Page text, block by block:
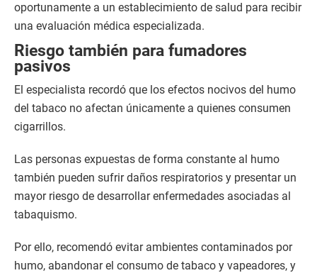
oportunamente a un establecimiento de salud para recibir
una evaluación médica especializada.
Riesgo también para fumadores
pasivos
El especialista recordó que los efectos nocivos del humo
del tabaco no afectan únicamente a quienes consumen
cigarrillos.
Las personas expuestas de forma constante al humo
también pueden sufrir daños respiratorios y presentar un
mayor riesgo de desarrollar enfermedades asociadas al
tabaquismo.
Por ello, recomendó evitar ambientes contaminados por
humo, abandonar el consumo de tabaco y vapeadores, y